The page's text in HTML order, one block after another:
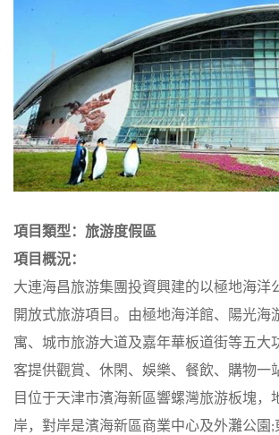
項目類型：旅游度假區
項目概況：
大連海昌旅游集團投資興建的以極地海洋
開放式旅游項目。由極地海洋館、陽光海
寓、城市旅游大道及嘉年華板道街等五大
客提供觀賞、休閑、娛樂、餐飲、購物一
目位于天津市濱海新區響螺灣旅游板塊，
岸，對岸是濱海新區商業中心及外灘公園 ;